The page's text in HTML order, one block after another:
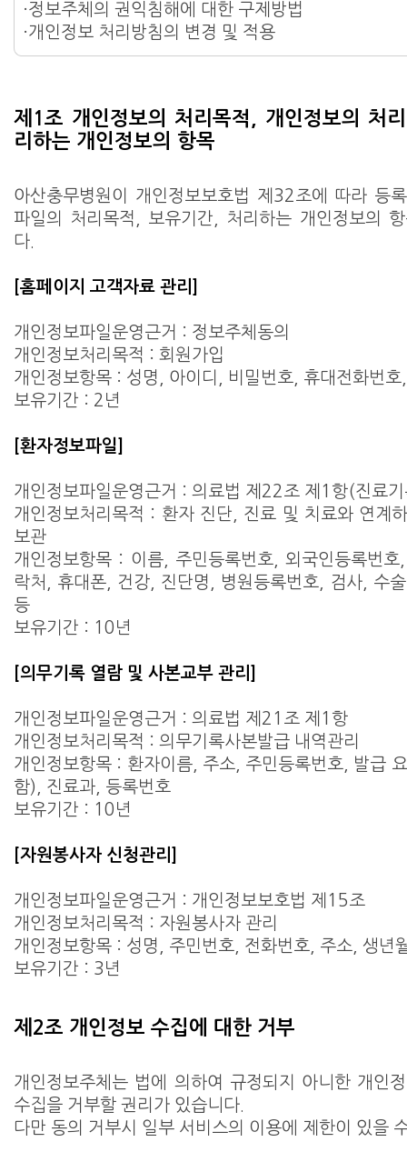
·정보주체의 권익침해에 대한 구제방법
·개인정보 처리방침의 변경 및 적용
제1조 개인정보의 처리목적, 개인정보의 처
리하는 개인정보의 항목
아산충무병원이 개인정보보호법 제32조에 따라 등
파일의 처리목적, 보유기간, 처리하는 개인정보의
다.
[홈페이지 고객자료 관리]
개인정보파일운영근거 : 정보주체동의
개인정보처리목적 : 회원가입
개인정보항목 : 성명, 아이디, 비밀번호, 휴대전화번
보유기간 : 2년
[환자정보파일]
개인정보파일운영근거 : 의료법 제22조 제1항(진료
개인정보처리목적 : 환자 진단, 진료 및 치료와 연계
보관
개인정보항목 : 이름, 주민등록번호, 외국인등록번
락처, 휴대폰, 건강, 진단명, 병원등록번호, 검사, 수
등
보유기간 : 10년
[의무기록 열람 및 사본교부 관리]
개인정보파일운영근거 : 의료법 제21조 제1항
개인정보처리목적 : 의무기록사본발급 내역관리
개인정보항목 : 환자이름, 주소, 주민등록번호, 발급
함), 진료과, 등록번호
보유기간 : 10년
[자원봉사자 신청관리]
개인정보파일운영근거 : 개인정보보호법 제15조
개인정보처리목적 : 자원봉사자 관리
개인정보항목 : 성명, 주민번호, 전화번호, 주소, 생년
보유기간 : 3년
제2조 개인정보 수집에 대한 거부
개인정보주체는 법에 의하여 규정되지 아니한 개인
수집을 거부할 권리가 있습니다.
다만 동의 거부시 일부 서비스의 이용에 제한이 있을